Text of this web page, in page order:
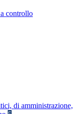
controllo
di amministrazione,